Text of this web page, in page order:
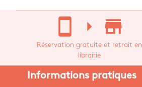
stay_current_portrait arrow_right store_mall_directory
Réservation gratuite et retrait en
librairie
Informations pratiques